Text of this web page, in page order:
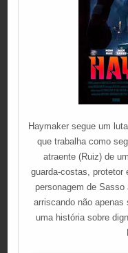
Haymaker segue um
que trabalha como
atraente (Ruiz) de
guarda-costas, protetor
personagem de Sasso
arriscando não
uma história sobre